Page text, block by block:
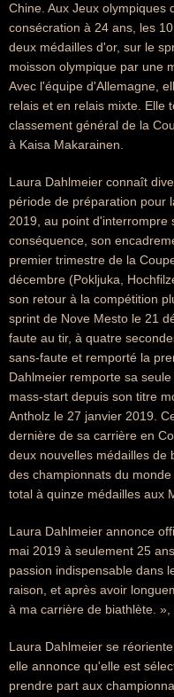
Chine. Aux Jeux olympiques
consécration à 24 ans, les
deux médailles d'or, sur le
moisson olympique par une
Avec l'équipe d'Allemagne,
relais et en relais mixte. Elle
classement général de la
à Kaisa Makarainen.
Laura Dahlmeier connaît
période de préparation pour
2019, au point d'interrompre
conséquence, son
premier trimestre de la
décembre (Pokljuka,
son retour à la compétition
sprint de Nove Mesto le 21
faute au tir, à quatre
sans-faute et remporté la
Dahlmeier remporte sa
mass-start depuis son titre
Antholz le 27 janvier 2019.
dernière de sa carrière en
deux nouvelles médailles de
des championnats du
total à quinze médailles aux
Laura Dahlmeier annonce
mai 2019 à seulement 25
passion indispensable dans
raison, et après avoir
à ma carrière de biathlète.
Laura Dahlmeier se
elle annonce qu'elle est
prendre part aux